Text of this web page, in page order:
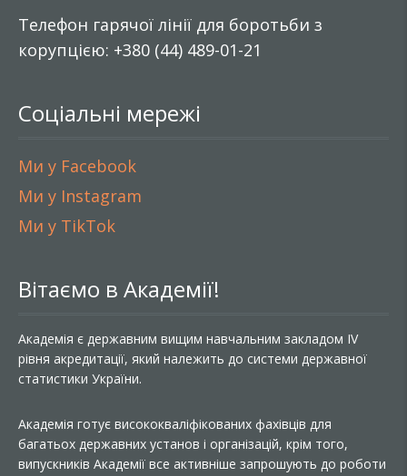
Телефон гарячої лінії для боротьби з
корупцією: +380 (44) 489-01-21
Соціальні мережі
Ми у Facebook
Ми у Instagram
Ми у TikTok
Вітаємо в Академії!
Академія є державним вищим навчальним закладом IV
рівня акредитації, який належить до системи державної
статистики України.
Академія готує висококваліфікованих фахівців для
багатьох державних установ і організацій, крім того,
випускників Академії все активніше запрошують до роботи